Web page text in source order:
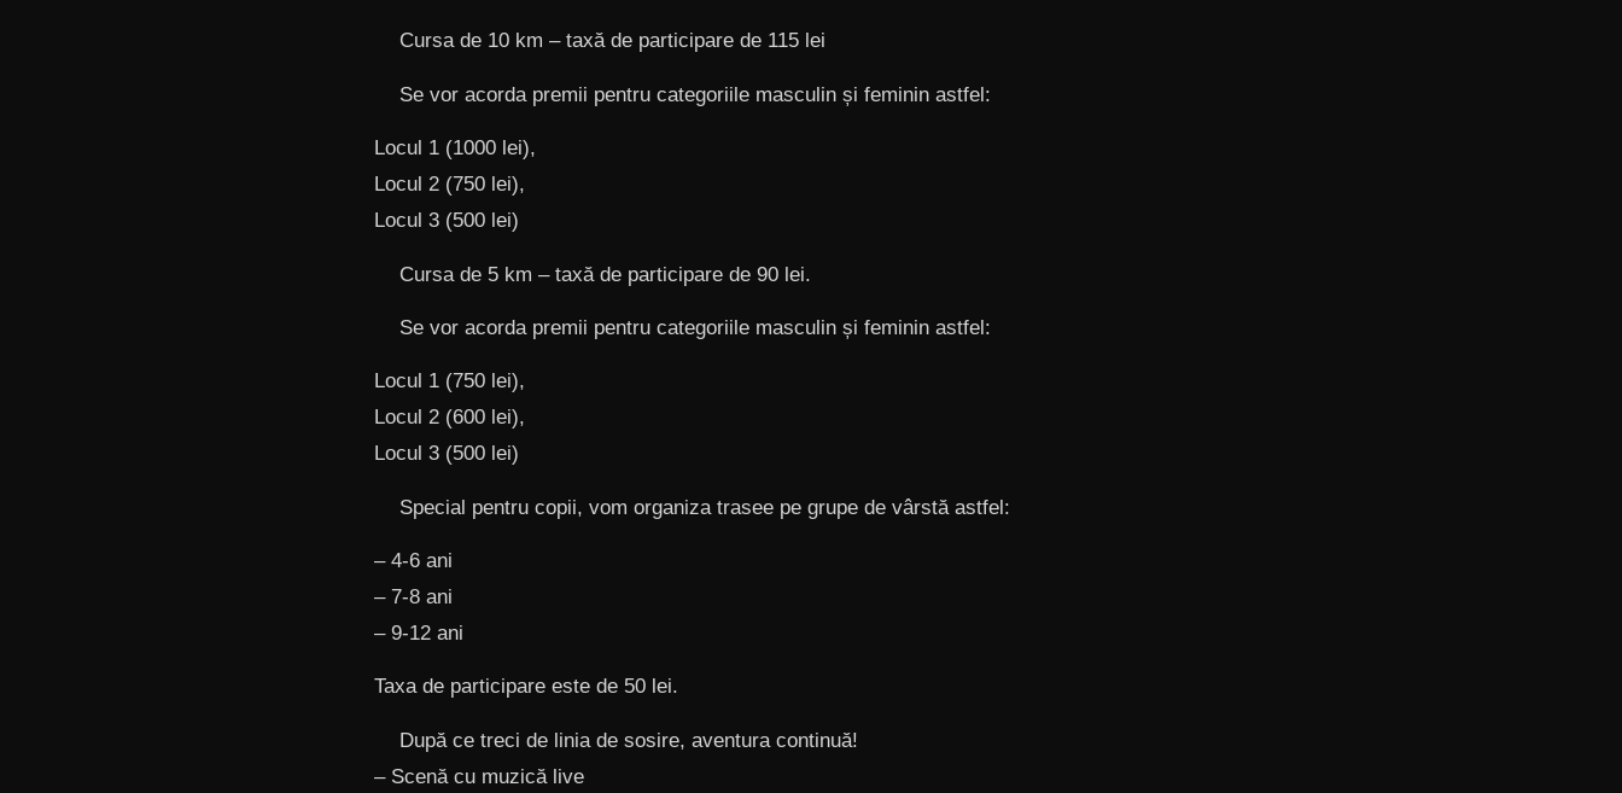
Cursa de 10 km – taxă de participare de 115 lei
Se vor acorda premii pentru categoriile masculin și feminin astfel:
Locul 1 (1000 lei),
Locul 2 (750 lei),
Locul 3 (500 lei)
Cursa de 5 km – taxă de participare de 90 lei.
Se vor acorda premii pentru categoriile masculin și feminin astfel:
Locul 1 (750 lei),
Locul 2 (600 lei),
Locul 3 (500 lei)
Special pentru copii, vom organiza trasee pe grupe de vârstă astfel:
– 4-6 ani
– 7-8 ani
– 9-12 ani
Taxa de participare este de 50 lei.
După ce treci de linia de sosire, aventura continuă!
– Scenă cu muzică live